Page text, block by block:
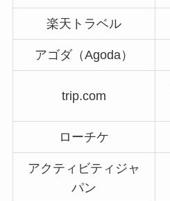
楽天トラベル
アゴダ（Agoda）
trip.com
ローチケ
アクティビティジャ
パン